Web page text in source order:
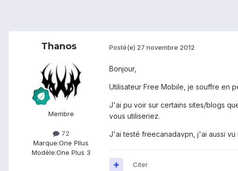
Thanos
Membre
72
Marque:One Pllus
Modèle:One Plus 3
Posté(e) 27 novembre 2012
Bonjour,
Utilisateur Free Mobile, je souffre en
J'ai pu voir sur certains sites/blogs
vous utiliseriez.
J'ai testé freecanadavpn, j'ai aussi vu
Citer